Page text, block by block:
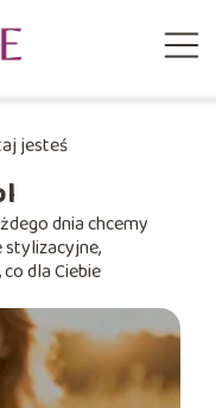
jesteś
dnia chcemy
dla Ciebie